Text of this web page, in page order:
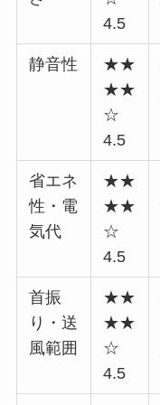
4.5
静音性
★★
★★
☆
4.5
省エネ
性・電
気代
★★
★★
☆
4.5
首振
り・送
風範囲
★★
★★
☆
4.5